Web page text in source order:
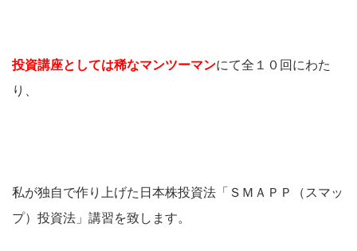
投資講座としては稀なマンツーマンにて全１０回にわた
り、
私が独自で作り上げた日本株投資法「ＳＭＡＰＰ（スマッ
プ）投資法」講習を致します。